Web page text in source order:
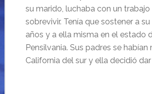
su marido, luchaba con un trabajo
sobrevivir. Tenía que sostener a
años y a ella misma en el estado
Pensilvania. Sus padres se
California del sur y ella decidió dar